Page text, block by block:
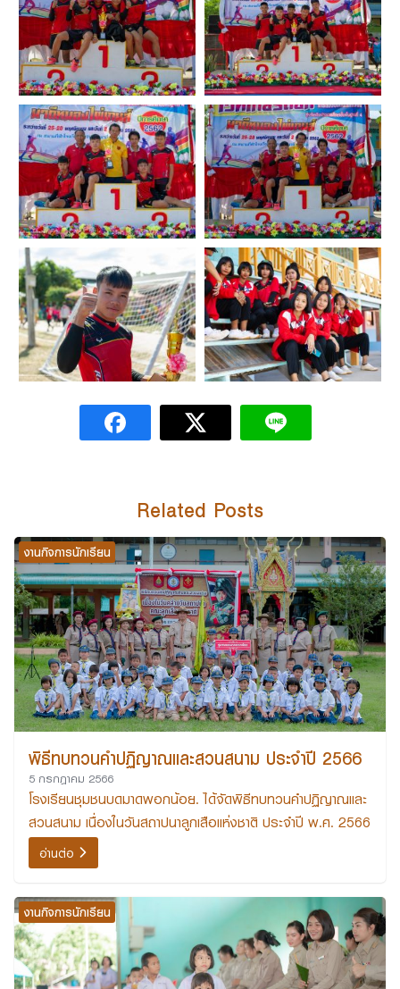
Related Posts
งานกิจการนักเรียน
พิธีทบทวนคำปฏิญาณและสวนสนาม ประจำปี 2566
5 กรกฎาคม 2566
โรงเรียนชุมชนบดมาดพอกน้อย. ได้จัดพิธีทบทวนคำปฏิญาณและ
สวนสนาม เนื่องในวันสถาปนาลูกเสือแห่งชาติ ประจำปี พ.ศ. 2566
อ่านต่อ
งานกิจการนักเรียน